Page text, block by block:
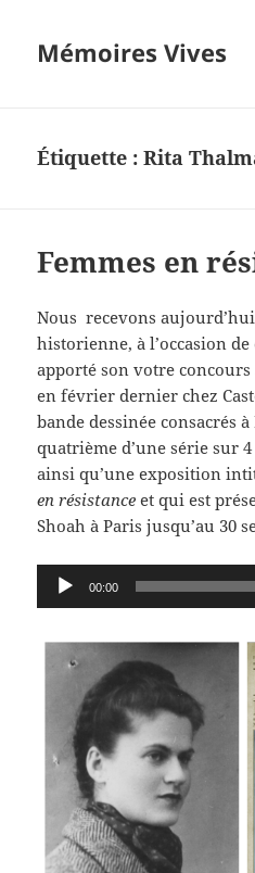
Mémoires Vives
Étiquette :Rita
Femmes en
Nous recevons
historienne, à l’occasion
apporté son votre
en février dernier chez
bande dessinée consacrés
quatrième d’une série sur
ainsi qu’une exposition
en résistance et qui est
Shoah à Paris jusqu’au 30
Lecteur
audio
00:00